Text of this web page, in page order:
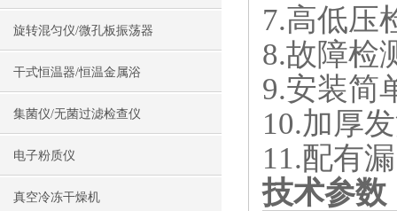
旋转混匀仪/微孔板振荡器
干式恒温器/恒温金属浴
集菌仪/无菌过滤检查仪
电子粉质仪
真空冷冻干燥机
7.高低压
8.故障检
9.安装简
10.加厚
11.配有
技术参数